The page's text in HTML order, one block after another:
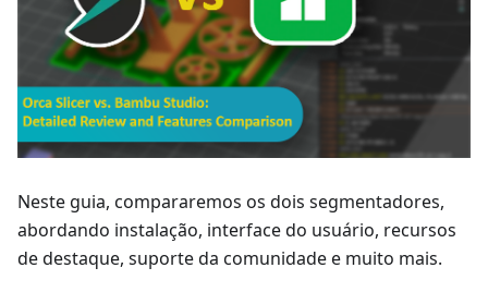
Neste guia, compararemos os dois segmentadores,
abordando instalação, interface do usuário, recursos
de destaque, suporte da comunidade e muito mais.